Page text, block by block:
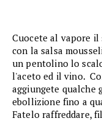
Cuocete al vapore il
con la salsa
un pentolino lo
l'aceto ed il vino.
aggiungete qualche
ebollizione fino a
Fatelo raffreddare,